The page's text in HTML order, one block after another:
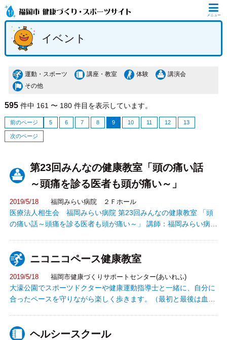
メニュー
イベント
運動・スポーツ 講座・教室 体験
講演会
その他
595件中 161 〜 180 件目を表示しています。
前のページ 5 6 7 8 9 10 11 12 13
次のページ
第23回みんなの健康教室「頭の痛い話
～頭痛を診る医者も頭が痛い～」
2019/5/18 福岡みらい病院 ２Ｆホール
医療法人相生会 福岡みらい病院 第23回みんなの健康教室 「頭
の痛い話～頭痛を診る医者も頭が痛い～」 講師：福岡みらい病
ニコニコペース健康教室
2019/5/18 福岡市健康づくりサポートセンター(あいれふ)
大濠公園でスポーツドクターや健康運動指導士と一緒に、自分に
合ったペースを守りながら楽しく歩きます。（最初と最後は血圧
ヘルシースクール